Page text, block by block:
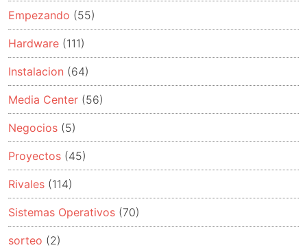
Empezando (55)
Hardware (111)
Instalacion (64)
Media Center (56)
Negocios (5)
Proyectos (45)
Rivales (114)
Sistemas Operativos (70)
sorteo (2)